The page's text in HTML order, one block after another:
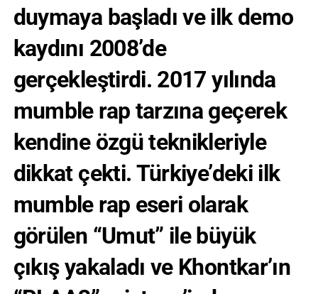
duymaya başladı ve ilk demo
kaydını 2008’de
gerçekleştirdi. 2017 yılında
mumble rap tarzına geçerek
kendine özgü teknikleriyle
dikkat çekti. Türkiye’deki ilk
mumble rap eseri olarak
görülen “Umut” ile büyük
çıkış yakaladı ve Khontkar’ın